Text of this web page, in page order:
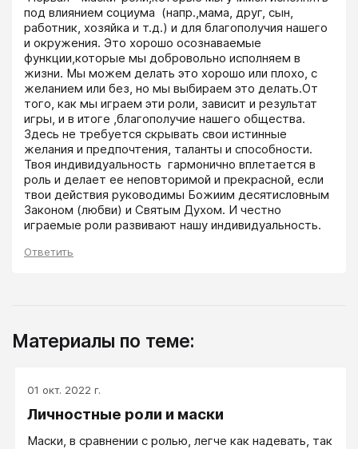
под влиянием социума  (напр.,мама, друг, сын,
работник, хозяйка и т.д.) и для благополучия нашего
и окружения. Это хорошо осознаваемые
функции,которые мы добровольно исполняем в
жизни. Мы можем делать это хорошо или плохо, с
желанием или без, но мы выбираем это делать.От
того, как мы играем эти роли, зависит и результат
игры, и в итоге ,благополучие нашего общества.
Здесь не требуется скрывать свои истинные
желания и предпочтения, таланты и способности.
Твоя индивидуальность  гармонично вплетается в
роль и делает ее неповторимой и прекрасной, если
твои действия руководимы Божиим десятисловным
Законом (любви) и Святым Духом. И честно
играемые роли развивают нашу индивидуальность.
Ответить
Материалы по теме:
01 окт. 2022 г.
Личностные роли и маски
Маски, в сравнении с ролью, легче как надевать, так